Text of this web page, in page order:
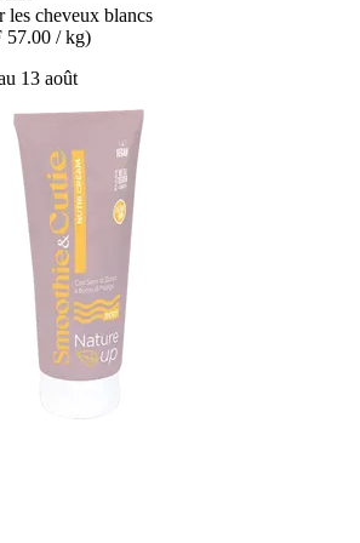
les cheveux blancs
57.00 / kg)
13 août